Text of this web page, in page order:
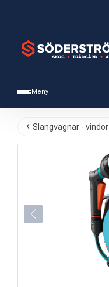
Meny
Slangvagnar - vindor